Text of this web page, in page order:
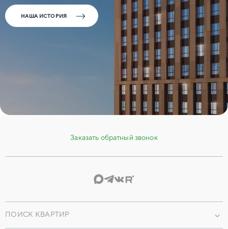
НАША ИСТОРИЯ
Заказать обратный звонок
ПОИСК КВАРТИР